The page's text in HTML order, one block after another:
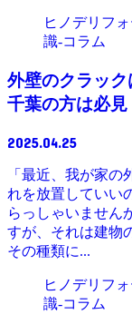
ヒノデリフ
識‐コラム
外壁のクラッ
千葉の方は必見
2025.04.25
「最近、我が家
れを放置していい
らっしゃいません
すが、それは建物
その種類に...
ヒノデリフ
識‐コラム